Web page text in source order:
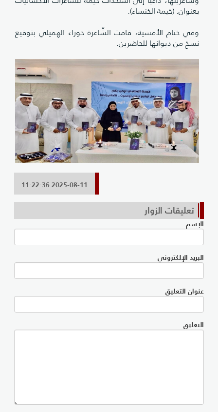
بعنوان: (خيمة الخنساء).
وفي ختام الأمسية، قامت الشّاعرة حوراء الهميلي بتوقيع
نسخ من ديوانها للحاضرين.
2025-08-11 11:22:36
تعليقات الزوار
الإسم
البريد الإلكتروني
عنوان التعليق
التعليق